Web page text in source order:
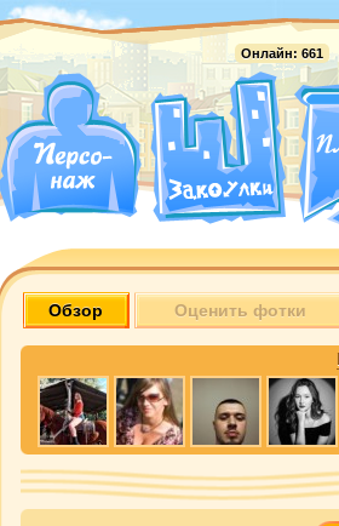
Онлайн: 661
Обзор Оценить фотки